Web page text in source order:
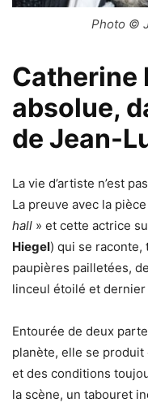
Photo ©
Catherine
absolue,
de Jean-
La vie d’artiste n’est
La preuve avec la
hall » et cette actrice
Hiegel) qui se
paupières pailletées,
linceul étoilé et dernier
Entourée de deux
planète, elle se
et des conditions
la scène, un tabouret